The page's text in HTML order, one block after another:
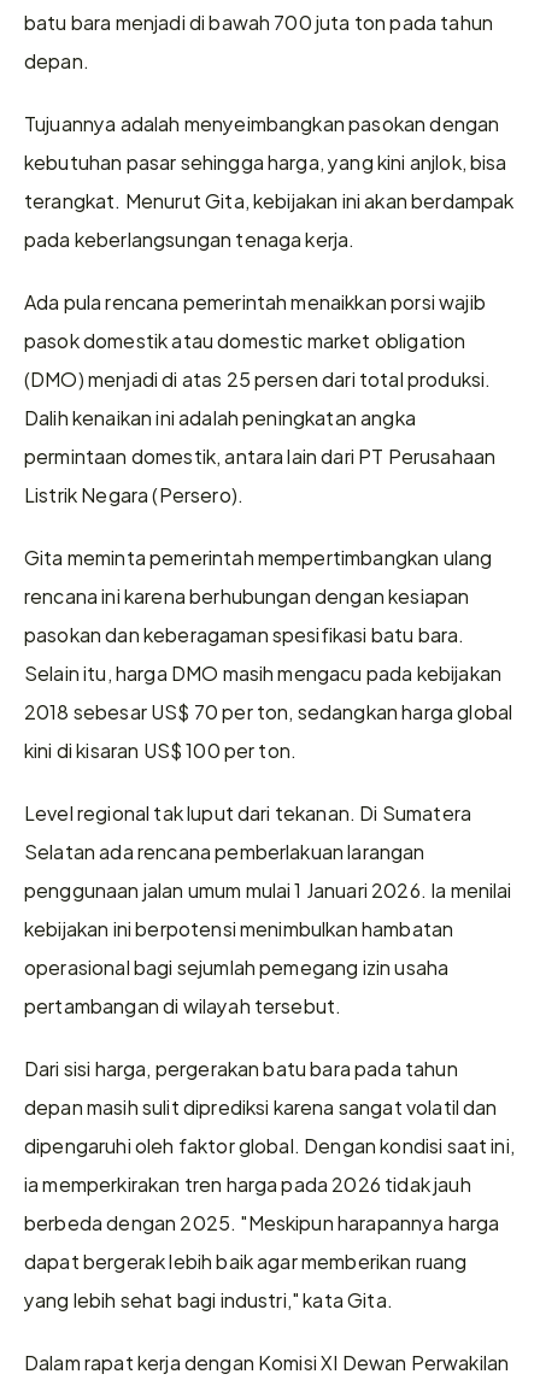
batu bara menjadi di bawah 700 juta ton pada tahun
depan.
Tujuannya adalah menyeimbangkan pasokan dengan
kebutuhan pasar sehingga harga, yang kini anjlok, bisa
terangkat. Menurut Gita, kebijakan ini akan berdampak
pada keberlangsungan tenaga kerja.
Ada pula rencana pemerintah menaikkan porsi wajib
pasok domestik atau domestic market obligation
(DMO) menjadi di atas 25 persen dari total produksi.
Dalih kenaikan ini adalah peningkatan angka
permintaan domestik, antara lain dari PT Perusahaan
Listrik Negara (Persero).
Gita meminta pemerintah mempertimbangkan ulang
rencana ini karena berhubungan dengan kesiapan
pasokan dan keberagaman spesifikasi batu bara.
Selain itu, harga DMO masih mengacu pada kebijakan
2018 sebesar US$ 70 per ton, sedangkan harga global
kini di kisaran US$ 100 per ton.
Level regional tak luput dari tekanan. Di Sumatera
Selatan ada rencana pemberlakuan larangan
penggunaan jalan umum mulai 1 Januari 2026. Ia menilai
kebijakan ini berpotensi menimbulkan hambatan
operasional bagi sejumlah pemegang izin usaha
pertambangan di wilayah tersebut.
Dari sisi harga, pergerakan batu bara pada tahun
depan masih sulit diprediksi karena sangat volatil dan
dipengaruhi oleh faktor global. Dengan kondisi saat ini,
ia memperkirakan tren harga pada 2026 tidak jauh
berbeda dengan 2025. "Meskipun harapannya harga
dapat bergerak lebih baik agar memberikan ruang
yang lebih sehat bagi industri," kata Gita.
Dalam rapat kerja dengan Komisi XI Dewan Perwakilan